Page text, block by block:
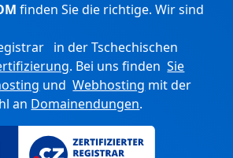
finden Sie die richtige. Wir sind
in der Tschechischen
. Bei uns findenSie
undWebhosting mit der
an Domainendungen.